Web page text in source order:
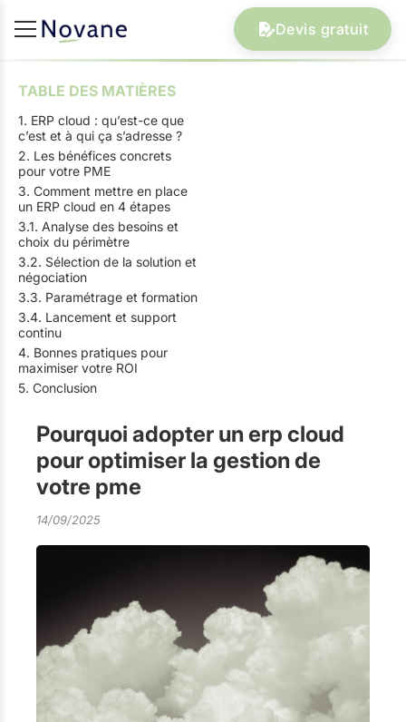
Devis gratuit
TABLE DES MATIÈRES
1. ERP cloud : qu’est-ce que
c’est et à qui ça s’adresse ?
2. Les bénéfices concrets
pour votre PME
3. Comment mettre en place
un ERP cloud en 4 étapes
3.1. Analyse des besoins et
choix du périmètre
3.2. Sélection de la solution et
négociation
3.3. Paramétrage et formation
3.4. Lancement et support
continu
4. Bonnes pratiques pour
maximiser votre ROI
5. Conclusion
Pourquoi adopter un erp cloud
pour optimiser la gestion de
votre pme
14/09/2025